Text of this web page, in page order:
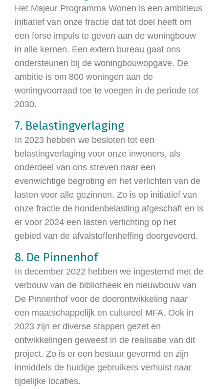
Het Majeur Programma Wonen is een ambitieus
initiatief van onze fractie dat tot doel heeft om
een forse impuls te geven aan de woningbouw
in alle kernen. Een extern bureau gaat ons
ondersteunen bij de woningbouwopgave. De
ambitie is om 800 woningen aan de
woningvoorraad toe te voegen in de periode tot
2030.
7. Belastingverlaging
In 2023 hebben we besloten tot een
belastingverlaging voor onze inwoners, als
onderdeel van ons streven naar een
evenwichtige begroting en het verlichten van de
lasten voor alle gezinnen. Zo is op initiatief van
onze fractie de hondenbelasting afgeschaft en is
er voor 2024 een lasten verlichting op het
gebied van de afvalstoffenheffing doorgevoerd.
8. De Pinnenhof
In december 2022 hebben we ingestemd met de
verbouw van de bibliotheek en nieuwbouw van
De Pinnenhof voor de doorontwikkeling naar
een maatschappelijk en cultureel MFA. Ook in
2023 zijn er diverse stappen gezet en
ontwikkelingen geweest in de realisatie van dit
project. Zo is er een bestuur gevormd en zijn
inmiddels de huidige gebruikers verhuist naar
tijdelijke locaties.